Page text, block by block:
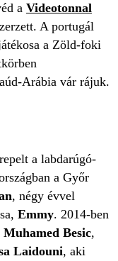
a Videotonnal
A portugál
a Zöld-foki
Arábia vár rájuk.
a labdarúgó-
a Győr
, négy évvel
Emmy. 2014-ben
Muhamed Besic,
Laidouni, aki